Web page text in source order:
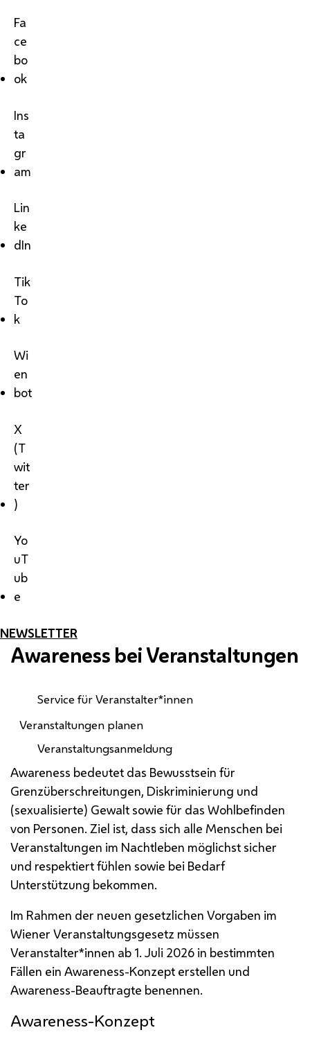
Fa
ce
bo
ok
Ins
ta
gr
am
Lin
ke
dIn
Tik
To
k
Wi
en
bot
X
(T
wit
ter
)
Yo
uT
ub
e
NEWSLETTER
Awareness bei Veranstaltungen
Service für Veranstalter*innen
Veranstaltungen planen
Veranstaltungsanmeldung
Awareness bedeutet das Bewusstsein für
Grenzüberschreitungen, Diskriminierung und
(sexualisierte) Gewalt sowie für das Wohlbefinden
von Personen. Ziel ist, dass sich alle Menschen bei
Veranstaltungen im Nachtleben möglichst sicher
und respektiert fühlen sowie bei Bedarf
Unterstützung bekommen.
Im Rahmen der neuen gesetzlichen Vorgaben im
Wiener Veranstaltungsgesetz müssen
Veranstalter*innen ab 1. Juli 2026 in bestimmten
Fällen ein Awareness-Konzept erstellen und
Awareness-Beauftragte benennen.
Awareness-Konzept